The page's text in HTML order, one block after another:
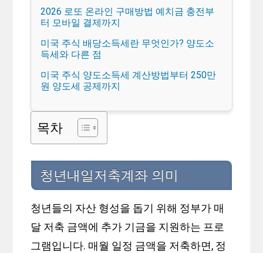
2026 로또 온라인 구매방법 예치금 충전부
터 모바일 결제까지
미국 주식 배당소득세란 무엇인가? 양도소
득세와 다른 점
미국 주식 양도소득세 계산방법부터 250만
원 양도세 공제까지
목차
청년내일저축계좌 의미
청년들의 자산 형성을 돕기 위해 정부가 매
달 저축 금액에 추가 기금을 지원하는 프로
그램입니다. 매월 일정 금액을 저축하면, 정